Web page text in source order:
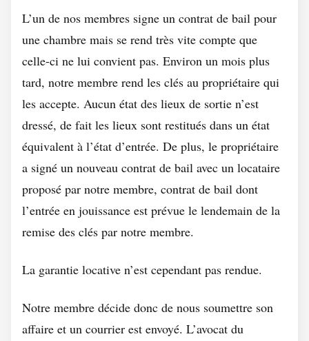
L’un de nos membres signe un contrat de bail pour
une chambre mais se rend très vite compte que
celle-ci ne lui convient pas. Environ un mois plus
tard, notre membre rend les clés au propriétaire qui
les accepte. Aucun état des lieux de sortie n’est
dressé, de fait les lieux sont restitués dans un état
équivalent à l’état d’entrée. De plus, le propriétaire
a signé un nouveau contrat de bail avec un locataire
proposé par notre membre, contrat de bail dont
l’entrée en jouissance est prévue le lendemain de la
remise des clés par notre membre.
La garantie locative n’est cependant pas rendue.
Notre membre décide donc de nous soumettre son
affaire et un courrier est envoyé. L’avocat du